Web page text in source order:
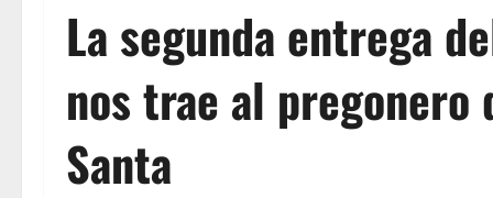
La segunda entrega
nos trae al pregonero
Santa